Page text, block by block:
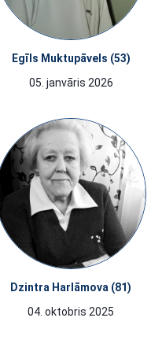
Egīls Muktupāvels (53)
05. janvāris 2026
Dzintra Harlāmova (81)
04. oktobris 2025